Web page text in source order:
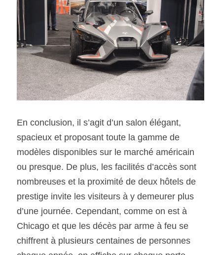
En conclusion, il s’agit d’un salon élégant,
spacieux et proposant toute la gamme de
modèles disponibles sur le marché américain
ou presque. De plus, les facilités d’accès sont
nombreuses et la proximité de deux hôtels de
prestige invite les visiteurs à y demeurer plus
d’une journée. Cependant, comme on est à
Chicago et que les décès par arme à feu se
chiffrent à plusieurs centaines de personnes